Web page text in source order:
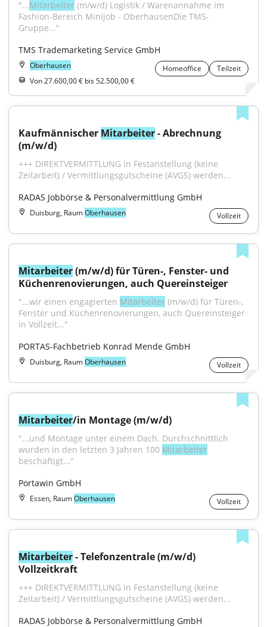
"...Mitarbeiter (m/w/d) Logistik / Warenannahme im
Fashion-Bereich Minijob - OberhausenDie TMS-
Gruppe..."
TMS Trademarketing Service GmbH
Oberhausen Homeoffice
Teilzeit
Von 27.600,00 € bis 52.500,00 €
Kaufmännischer Mitarbeiter - Abrechnung
(m/w/d)
+++ DIREKTVERMITTLUNG in Festanstellung (keine
Zeitarbeit) / Vermittlungsgutscheine (AVGS) werden...
RADAS Jobbörse & Personalvermittlung GmbH
Duisburg, RaumOberhausen Vollzeit
Mitarbeiter (m/w/d) für Türen-, Fenster- und
Küchenrenovierungen, auch Quereinsteiger
"...wir einen engagierten Mitarbeiter (m/w/d) für Türen-,
Fenster und Küchenrenovierungen, auch Quereinsteiger
in Vollzeit..."
PORTAS-Fachbetrieb Konrad Mende GmbH
Duisburg, RaumOberhausen Vollzeit
Mitarbeiter/in Montage (m/w/d)
"...und Montage unter einem Dach. Durchschnittlich
wurden in den letzten 3 Jahren 100 Mitarbeiter
beschäftigt..."
Portawin GmbH
Essen, RaumOberhausen Vollzeit
Mitarbeiter - Telefonzentrale (m/w/d)
Vollzeitkraft
+++ DIREKTVERMITTLUNG in Festanstellung (keine
Zeitarbeit) / Vermittlungsgutscheine (AVGS) werden...
RADAS Jobbörse & Personalvermittlung GmbH